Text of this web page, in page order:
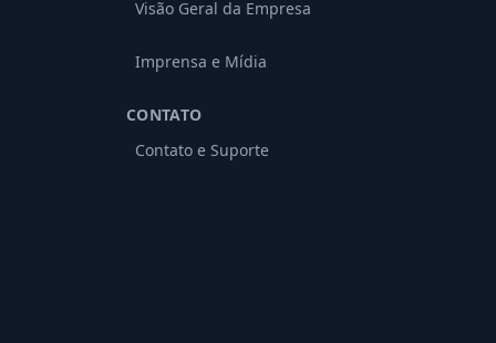
Visão Geral da Empresa
Imprensa e Mídia
CONTATO
Contato e Suporte